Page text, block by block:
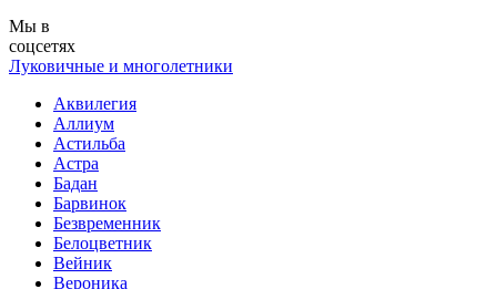
Мы в
соцсетях
Луковичные и многолетники
Аквилегия
Аллиум
Астильба
Астра
Бадан
Барвинок
Безвременник
Белоцветник
Вейник
Вероника